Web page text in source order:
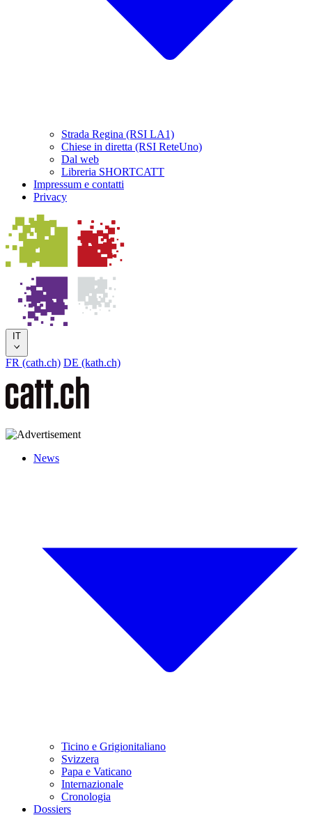
Strada Regina (RSI LA1)
Chiese in diretta (RSI ReteUno)
Dal web
Libreria SHORTCATT
Impressum e contatti
Privacy
IT
FR (cath.ch) DE (kath.ch)
News
Ticino e Grigionitaliano
Svizzera
Papa e Vaticano
Internazionale
Cronologia
Dossiers